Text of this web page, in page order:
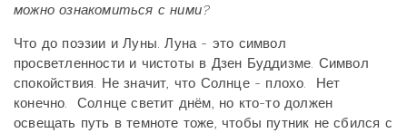
можно ознакомиться с ними?
Что до поэзии и Луны. Луна - это символ
просветленности и чистоты в Дзен Буддизме. Символ
спокойствия. Не значит, что Солнце - плохо. Нет
конечно. Солнце светит днём, но кто-то должен
освещать путь в темноте тоже, чтобы путник не сбился с